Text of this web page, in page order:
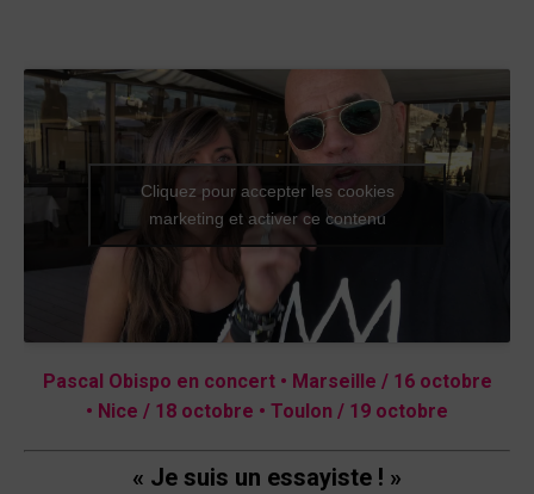
Cliquez pour accepter les cookies
marketing et activer ce contenu
Pascal Obispo en concert • Marseille / 16 octobre
• Nice / 18 octobre • Toulon / 19 octobre
« Je suis un essayiste ! »